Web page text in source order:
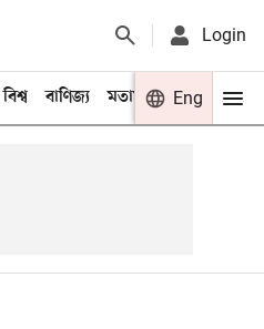
Login
বিশ্ব বাণিজ্য মতামত খেলা
Eng